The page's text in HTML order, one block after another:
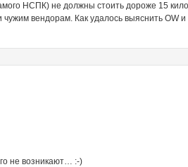
НСПК) не должны стоить дороже 15
вендорам. Как удалось выяснить OW и
не возникают… :-)